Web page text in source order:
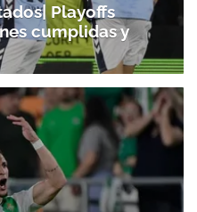
Playoffs
cumplidas y